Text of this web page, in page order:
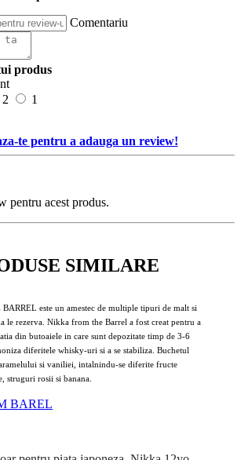
Comentariu
produs
2 1
te pentru a adauga un review!
pentru acest produs.
SIMILARE
este un amestec de multiple tipuri de malt si
le rezerva. Nikka from the Barrel a fost creat pentru a
din butoaiele in care sunt depozitate timp de 3-6
diferitele whisky-uri si a se stabiliza. Buchetul
si vaniliei, intalnindu-se diferite fructe
struguri rosii si banana.
BAREL